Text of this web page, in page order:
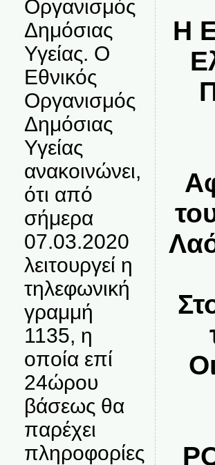
Οργανισμός
Δημόσιας
Υγείας. Ο
Εθνικός
Οργανισμός
Δημόσιας
Υγείας
ανακοινώνει,
ότι από
σήμερα
07.03.2020
λειτουργεί η
τηλεφωνική
γραμμή
1135, η
οποία επί
24ώρου
βάσεως θα
παρέχει
πληροφορίες
Η